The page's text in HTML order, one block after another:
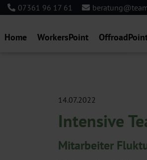
07361 96 17 61
Home WorkersPoint
14.07.2022
Intensive
Mitarbeiter